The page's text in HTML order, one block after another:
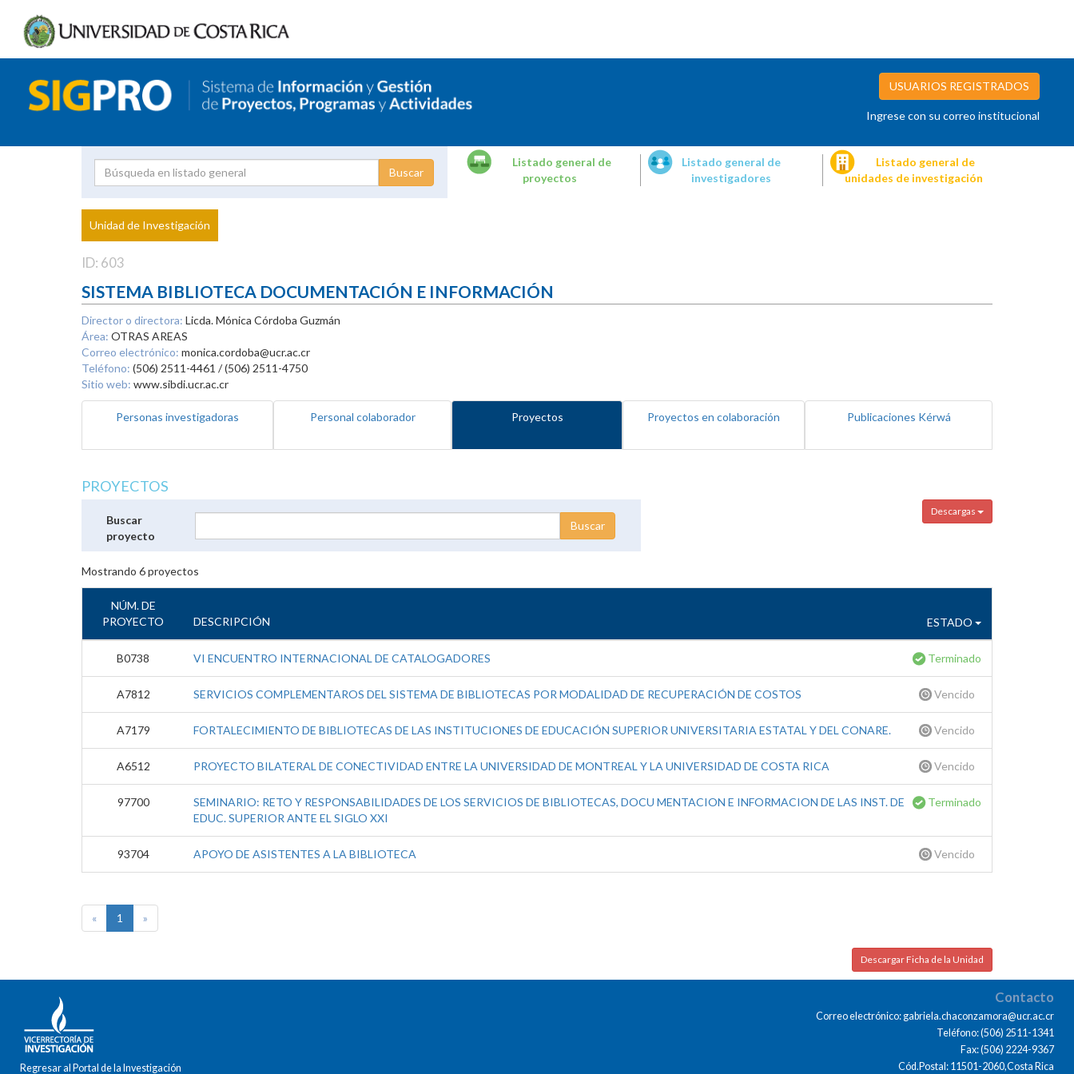
USUARIOS REGISTRADOS
Ingrese con su correo institucional
Proyecto
Investigador
Listado general de
proyectos
Listado general de
investigadores
Listado general de
unidades de investigación
Unidad de Investigación
ID: 603
SISTEMA BIBLIOTECA DOCUMENTACIÓN E INFORMACIÓN
Director o directora: Licda. Mónica Córdoba Guzmán
Área: OTRAS AREAS
Correo electrónico: monica.cordoba@ucr.ac.cr
Teléfono: (506) 2511-4461 / (506) 2511-4750
Sitio web: www.sibdi.ucr.ac.cr
Personas investigadoras Personal colaborador Proyectos Proyectos en colaboración Publicaciones Kérwá
PROYECTOS
Descargas
Buscar
proyecto
Mostrando 6proyectos
NÚM. DE
PROYECTO
DESCRIPCIÓN ESTADO
B0738 VI ENCUENTRO INTERNACIONAL DE CATALOGADORES Terminado
A7812 SERVICIOS COMPLEMENTAROS DEL SISTEMA DE BIBLIOTECAS POR MODALIDAD DE RECUPERACIÓN DE COSTOS Vencido
A7179 FORTALECIMIENTO DE BIBLIOTECAS DE LAS INSTITUCIONES DE EDUCACIÓN SUPERIOR UNIVERSITARIA ESTATAL Y DEL CONARE. Vencido
A6512 PROYECTO BILATERAL DE CONECTIVIDAD ENTRE LA UNIVERSIDAD DE MONTREAL Y LA UNIVERSIDAD DE COSTA RICA Vencido
97700
SEMINARIO: RETO Y RESPONSABILIDADES DE LOS SERVICIOS DE BIBLIOTECAS, DOCU MENTACION E INFORMACION DE LAS INST. DE
EDUC. SUPERIOR ANTE EL SIGLO XXI
Terminado
93704 APOYO DE ASISTENTES A LA BIBLIOTECA Vencido
« 1 »
Descargar Ficha de la Unidad
Regresar al Portal de la Investigación
Contacto
Correo electrónico: gabriela.chaconzamora@ucr.ac.cr
Teléfono: (506) 2511-1341
Fax: (506) 2224-9367
Cód.Postal: 11501-2060,Costa Rica